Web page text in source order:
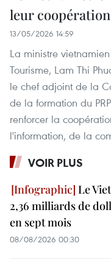
leur
13/05/2026 14:59
La ministre
Tourisme, Lam Thi
le chef adjoint de la
de la formation du
renforcer la
l'information, de la
VOIR PLUS
Le
2,36 milliards de
en sept mois
08/08/2026 00:30